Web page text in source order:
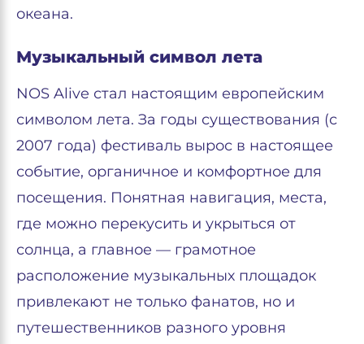
океана.
Музыкальный символ лета
NOS Alive стал настоящим европейским
символом лета. За годы существования (с
2007 года) фестиваль вырос в настоящее
событие, органичное и комфортное для
посещения. Понятная навигация, места,
где можно перекусить и укрыться от
солнца, а главное — грамотное
расположение музыкальных площадок
привлекают не только фанатов, но и
путешественников разного уровня